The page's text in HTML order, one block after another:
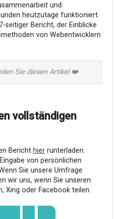
und
heutzutage funktioniert.
seitiger Bericht, der Einblicke
von Webentwicklern
Sie diesen Artikel ❤️
vollständigen
Bericht hierrunterladen.
von persönlichen
Sie unsere Umfrage
wir uns, wenn Sie unseren
Xing oder Facebook teilen.